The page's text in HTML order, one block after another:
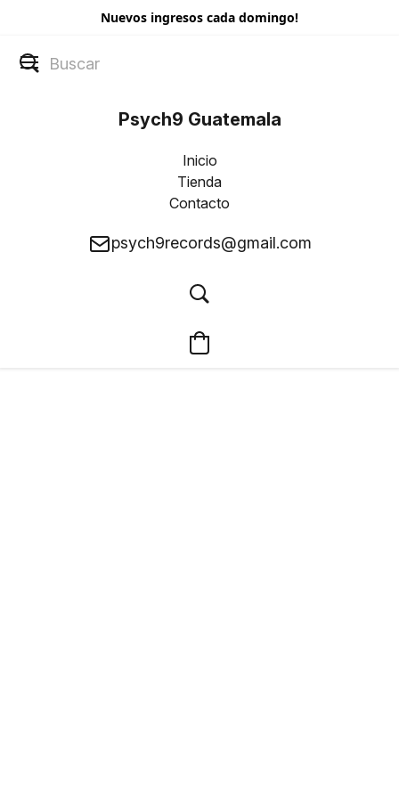
Nuevos ingresos cada domingo!
Psych9 Guatemala
Inicio
Tienda
Contacto
psych9records@gmail.com